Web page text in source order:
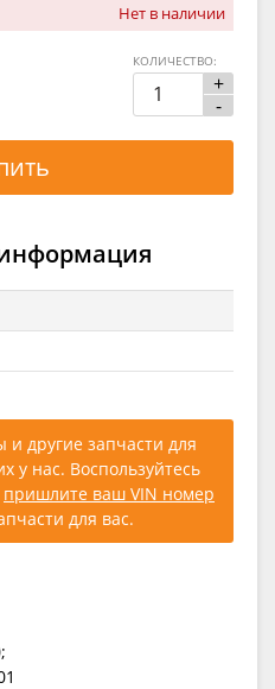
Нет в наличии
+
-
КОЛИЧЕСТВО:
другие запчасти для
у нас. Воспользуйтесь
пришлите ваш VIN номер
для вас.